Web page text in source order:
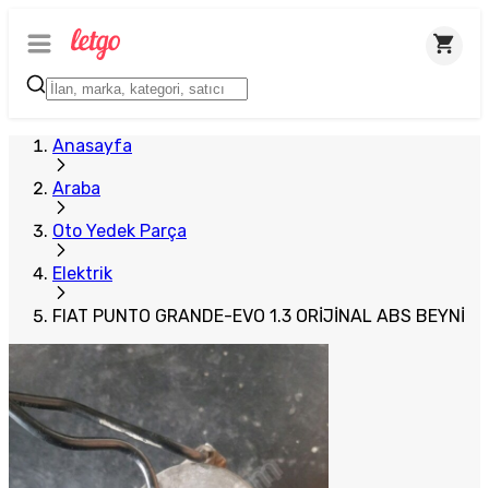
Anasayfa
Araba
Oto Yedek Parça
Elektrik
FIAT PUNTO GRANDE-EVO 1.3 ORİJİNAL ABS BEYNİ
Plus Satıcı